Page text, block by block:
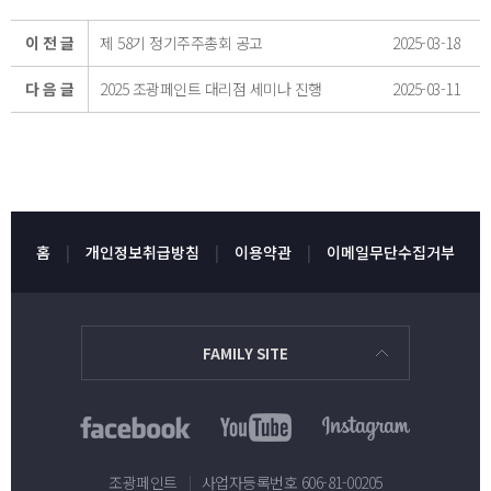
이 전 글 제 58기 정기주주총회 공고 2025-03-18
다 음 글 2025 조광페인트 대리점 세미나 진행 2025-03-11
홈 개인정보취급방침 이용약관 이메일무단수집거부
FAMILY SITE
조광페인트 | 사업자등록번호 606-81-00205